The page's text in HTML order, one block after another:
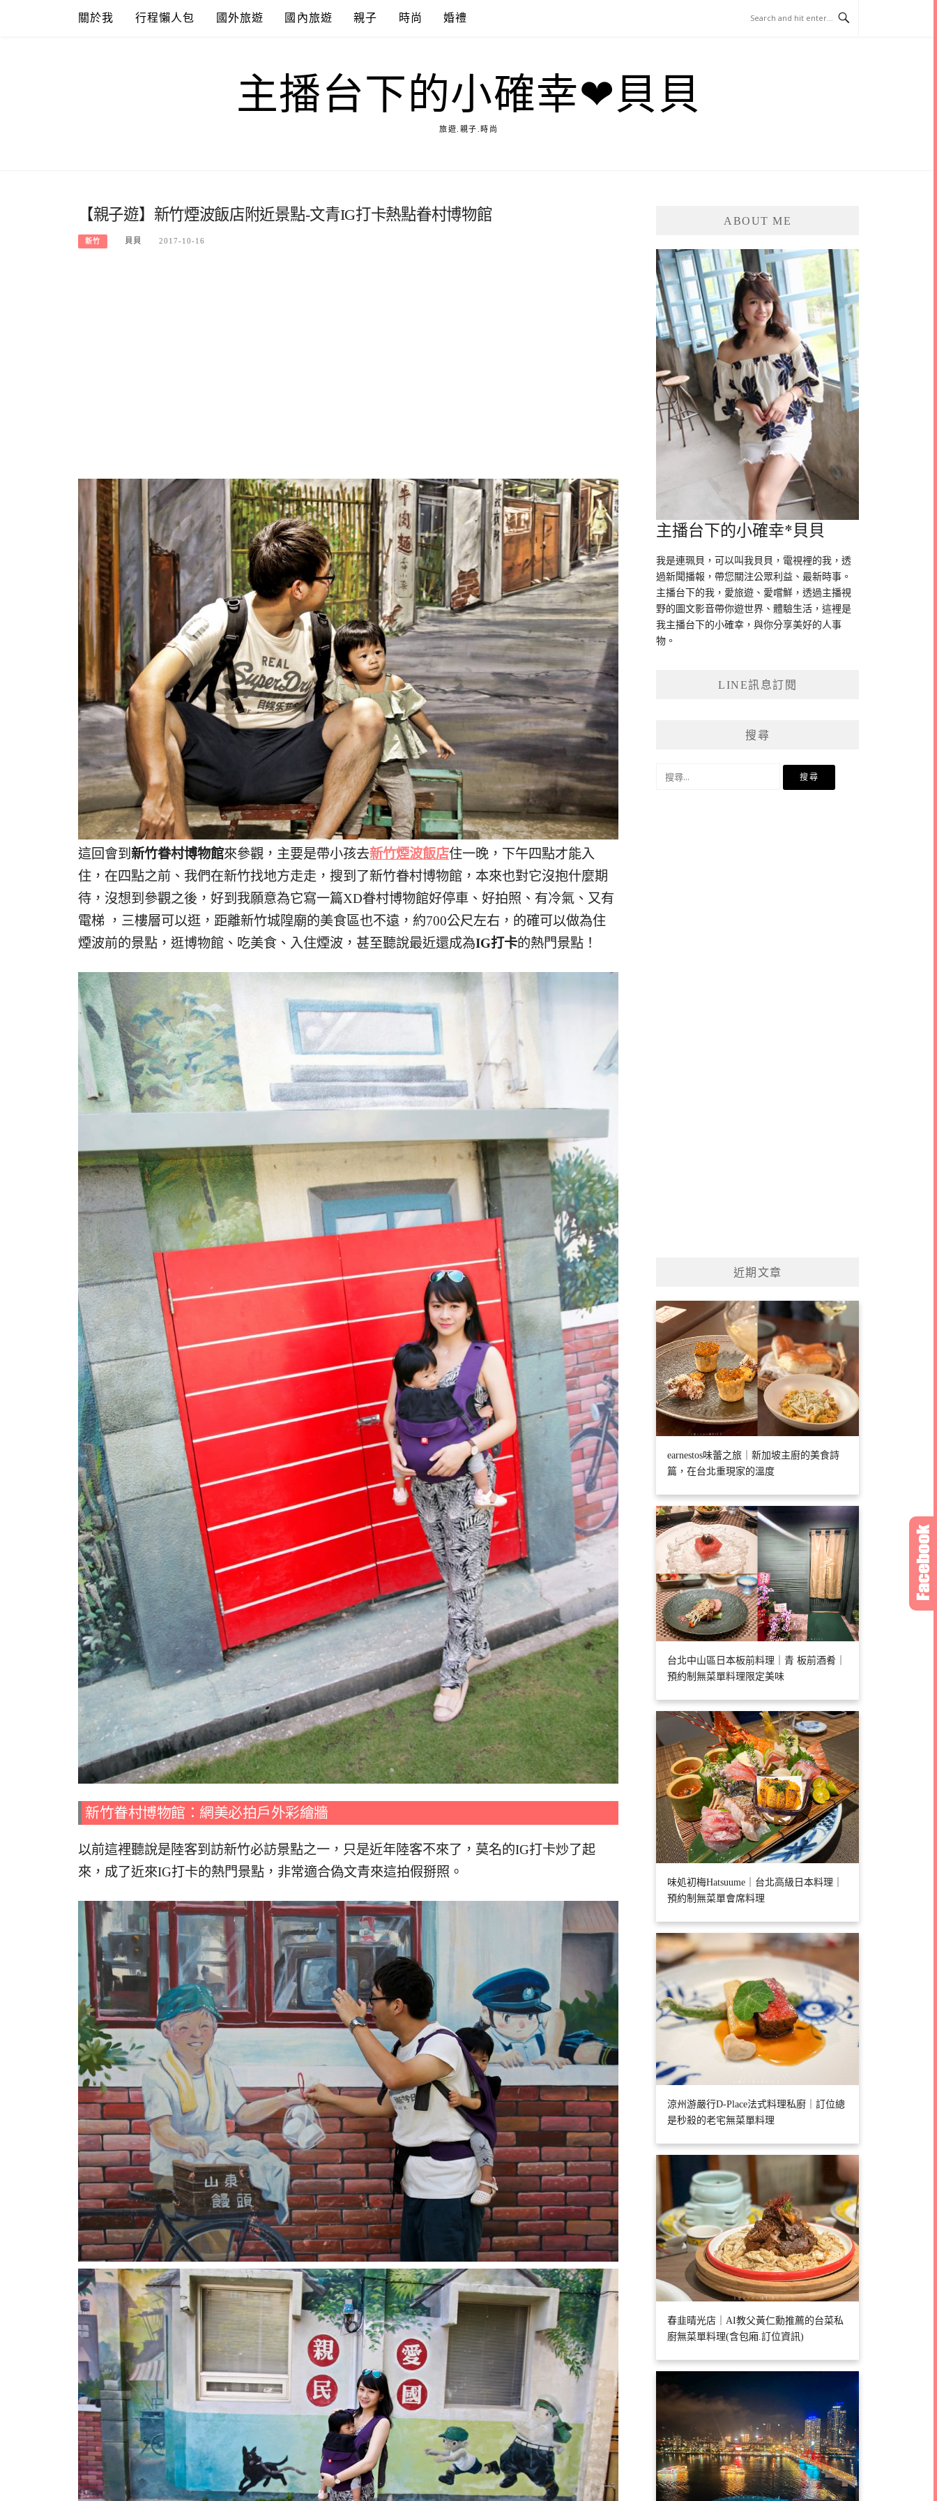
關於我 行程懶人包 國外旅遊 國內旅遊 親子 時尚 婚禮
主播台下的小確幸❤貝貝
旅遊.親子.時尚
【親子遊】新竹煙波飯店附近景點-文青IG打卡熱點眷村博物館
新竹 貝貝 2017-10-16
這回會到 新竹眷村博物館來參觀，主要是帶小孩去新竹煙波飯店住一晚，下午四點才能入
住，在四點之前、我們在新竹找地方走走，搜到了新竹眷村博物館，本來也對它沒抱什麼期
待，沒想到參觀之後，好到我願意為它寫一篇XD眷村博物館好停車、好拍照、有冷氣、又有
電梯 ，三樓層可以逛，距離新竹城隍廟的美食區也不遠，約700公尺左右，的確可以做為住
煙波前的景點，逛博物館、吃美食、入住煙波，甚至聽說最近還成為IG打卡的熱門景點！
新竹眷村博物館：網美必拍戶外彩繪牆
以前這裡聽說是陸客到訪新竹必訪景點之一，只是近年陸客不來了，莫名的IG打卡炒了起
來，成了近來IG打卡的熱門景點，非常適合偽文青來這拍假掰照。
ABOUT ME
主播台下的小確幸*貝貝
我是連珮貝，可以叫我貝貝，電視裡的我，透
過新聞播報，帶您關注公眾利益、最新時事。
主播台下的我，愛旅遊、愛嚐鮮，透過主播視
野的圖文影音帶你遊世界、體驗生活，這裡是
我主播台下的小確幸，與你分享美好的人事
物。
LINE訊息訂閱
搜尋
近期文章
earnestos味蕾之旅｜新加坡主廚的美食詩
篇，在台北重現家的溫度
台北中山區日本板前料理｜青 板前酒肴｜
預約制無菜單料理限定美味
味処初梅Hatsuume｜台北高級日本料理｜
預約制無菜單會席料理
涼州游嚴行D-Place法式料理私廚｜訂位總
是秒殺的老宅無菜單料理
春韭晴光店｜AI教父黃仁勳推薦的台菜私
廚無菜單料理(含包廂.訂位資訊)